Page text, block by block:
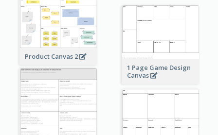
Product Canvas 2
1 Page Game Design
Canvas